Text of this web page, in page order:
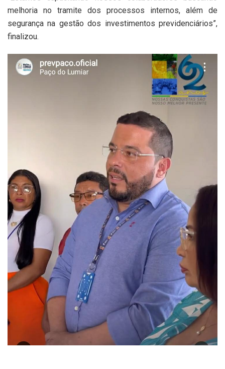
melhoria no tramite dos processos internos, além de
segurança na gestão dos investimentos previdenciários”,
finalizou.